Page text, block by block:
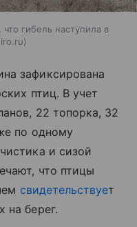
гибель наступила в
зафиксирована
птиц. В учет
22 топорка, 32
по одному
и сизой
что птицы
свидетельствует
на берег.